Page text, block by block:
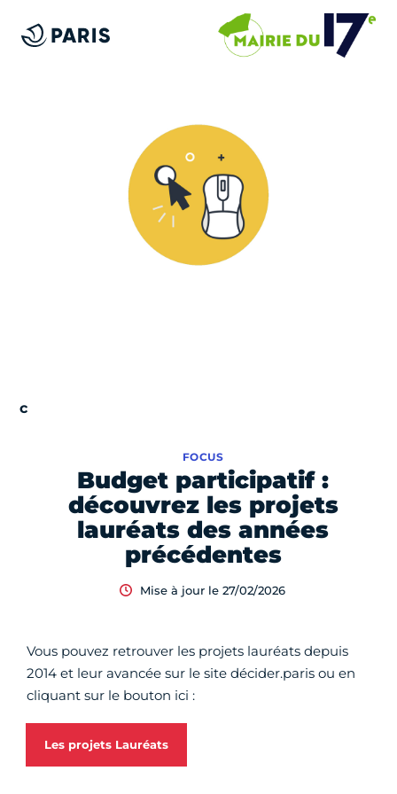
Budget participatif :
découvrez les projets
lauréats des années
précédentes
FOCUS
Mise à jour le 27/02/2026
Vous pouvez retrouver les projets lauréats depuis
2014 et leur avancée sur le site décider.paris ou en
cliquant sur le bouton ici :
Les projets Lauréats